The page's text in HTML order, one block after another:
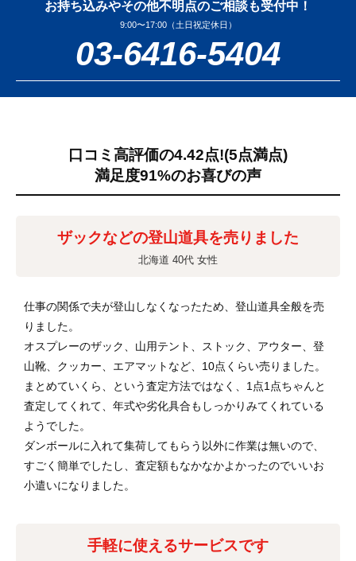
お持ち込みやその他不明点のご相談も受付中！
9:00〜17:00（土日祝定休日）
03-6416-5404
口コミ高評価の4.42点!(5点満点)
満足度91%のお喜びの声
ザックなどの登山道具を売りました
北海道 40代 女性
仕事の関係で夫が登山しなくなったため、登山道具全般を売
りました。
オスプレーのザック、山用テント、ストック、アウター、登
山靴、クッカー、エアマットなど、10点くらい売りました。
まとめていくら、という査定方法ではなく、1点1点ちゃんと
査定してくれて、年式や劣化具合もしっかりみてくれている
ようでした。
ダンボールに入れて集荷してもらう以外に作業は無いので、
すごく簡単でしたし、査定額もなかなかよかったのでいいお
小遣いになりました。
手軽に使えるサービスです